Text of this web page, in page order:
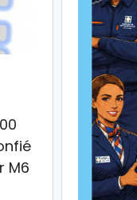
M6